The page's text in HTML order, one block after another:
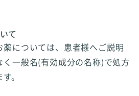
て
については、患者様へご説明
く一般名(有効成分の名称)で処方
。